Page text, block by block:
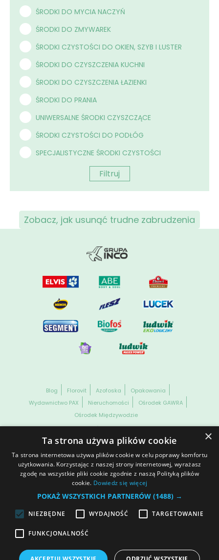
ŚRODKI DO MYCIA NACZYŃ
ŚRODKI DO ZMYWAREK
ŚRODKI CZYSTOŚCI DO OKIEN, SZYB I LUSTER
ŚRODKI DO CZYSZCZENIA KUCHNI
ŚRODKI DO CZYSZCZENIA ŁAZIENKI
ŚRODKI DO PRANIA
UNIWERSALNE ŚRODKI CZYSZCZĄCE
ŚRODKI CZYSTOŚCI DO PODŁÓG
SPECJALISTYCZNE ŚRODKI CZYSTOŚCI
Filtruj
Zobacz, jak usunąć trudne zabrudzenia
Blog Florovit Azofoska
Opakowania
Wydawnictwo PAX
Nieruchomości
Ośrodek GAWRA
Ośrodek Międzywodzie
WSZELKIE PRAWA ZASTRZEŻONE. GRUPA INCO S.A. INFORMACJE
W ROZUMIENIU OBOWIĄZUJĄCYCH PRZEPISÓW KODEKSU
CYWILNEGO CZY PRAWA HANDLOWEGO.
Dane spółki
Prawa autorskie
Informacja o plikach cookies
Ochrona danych osobowych
© 2025 | Polityka prywatności
Otwórz ustawienia cookies
Dołącz do nas
×
Ta strona używa plików cookie
Ta strona internetowa używa plików cookie w celu poprawy komfortu
użytkowania. Korzystając z naszej strony internetowej, wyrażasz
zgodę na wszystkie pliki cookie zgodnie z naszą Polityką plików
cookie. Dowiedz się więcej
POKAŻ WSZYSTKICH PARTNERÓW (1488) →
NIEZBĘDNE WYDAJNOŚĆ TARGETOWANIE
FUNKCJONALNOŚĆ